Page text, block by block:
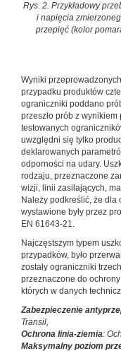
Rys. 2. Przykładowy
i napięcia
przepięć (kolor
Wyniki
przypadku produktów
ograniczniki poddano
przeszło prób z
testowanych
uwzględni się tylko
deklarowanych
odporności na udary.
rodzaju, przeznaczone
wizji, linii zasilających,
Należy podkreślić, że dla
wystawione były przez
EN 61643-21.
Najczęstszym typem
przypadków, było
zostały ograniczniki
przeznaczone do
których w danych
Zabezpieczenie
Transil,
Ochrona linia-ziemia:
Maksymalny poziom